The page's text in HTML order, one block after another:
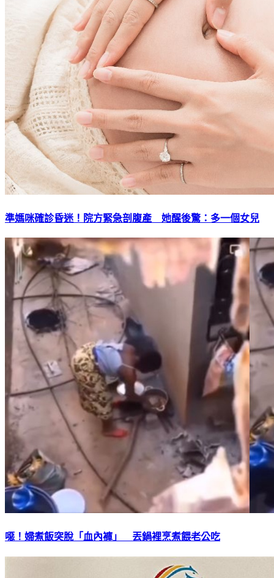
準媽咪確診昏迷！院方緊急剖腹產 她醒後驚：多一個女兒
噁！婦煮飯突脫「血內褲」 丟鍋裡烹煮餵老公吃